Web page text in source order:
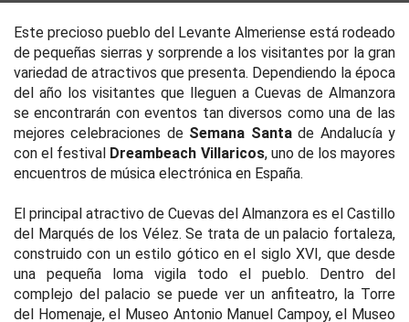
Este precioso pueblo del Levante Almeriense está rodeado
de pequeñas sierras y sorprende a los visitantes por la gran
variedad de atractivos que presenta. Dependiendo la época
del año los visitantes que lleguen a Cuevas de Almanzora
se encontrarán con eventos tan diversos como una de las
mejores celebraciones de Semana Santade Andalucía y
con el festival Dreambeach Villaricos, uno de los mayores
encuentros de música electrónica en España.
El principal atractivo de Cuevas del Almanzora es el Castillo
del Marqués de los Vélez. Se trata de un palacio fortaleza,
construido con un estilo gótico en el siglo XVI, que desde
una pequeña loma vigila todo el pueblo. Dentro del
complejo del palacio se puede ver un anfiteatro, la Torre
del Homenaje, el Museo Antonio Manuel Campoy, el Museo